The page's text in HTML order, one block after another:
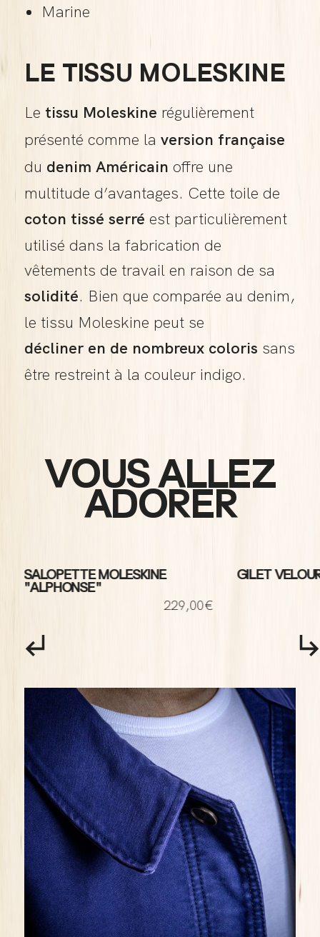
Marine
LE TISSU MOLESKINE
Le tissu Moleskine régulièrement
présenté comme la version française
du denim Américain offre une
multitude d’avantages. Cette toile de
coton tissé serré est particulièrement
utilisé dans la fabrication de
vêtements de travail en raison de sa
solidité. Bien que comparée au denim,
le tissu Moleskine peut se
décliner en de nombreux coloris sans
être restreint à la couleur indigo.
VOUS ALLEZ
ADORER
SALOPETTE MOLESKINE
"ALPHONSE"
229,00€
GILET